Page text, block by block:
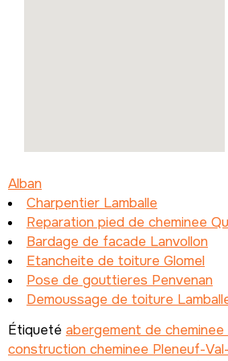
Alban
Charpentier Lamballe
Reparation pied de cheminee
Bardage de facade Lanvollon
Etancheite de toiture Glomel
Pose de gouttieres Penvenan
Demoussage de toiture
Étiqueté abergement de
construction cheminee Pleneuf-